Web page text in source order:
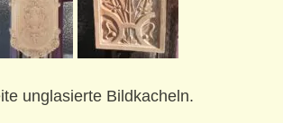
unglasierte Bildkacheln.